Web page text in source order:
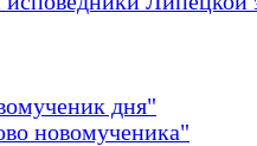
дня"
новомученика"